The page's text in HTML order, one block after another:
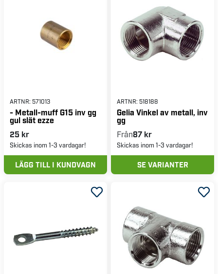
ARTNR: 571013
- Metall-muff G15 inv gg
gul slät ezze
25 kr
Skickas inom 1-3 vardagar!
LÄGG TILL I KUNDVAGN
ARTNR: 518188
Gelia Vinkel av metall, inv
gg
Från87 kr
Skickas inom 1-3 vardagar!
SE VARIANTER